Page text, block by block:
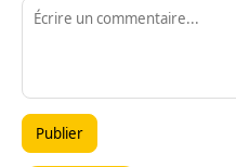
Publier